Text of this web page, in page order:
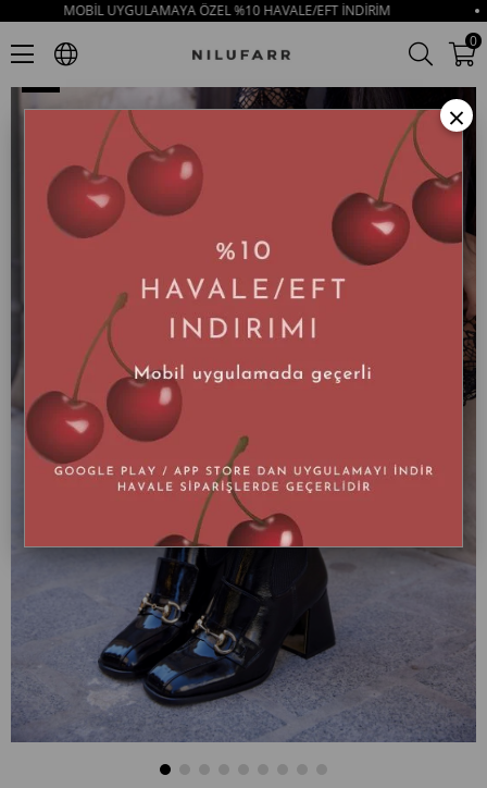
MOBİL UYGULAMAYA ÖZEL %10 HAVALE/EFT İNDİRİM
0
Kapicino Siyah Rugan Deri Kadın Topuklu Bot
×